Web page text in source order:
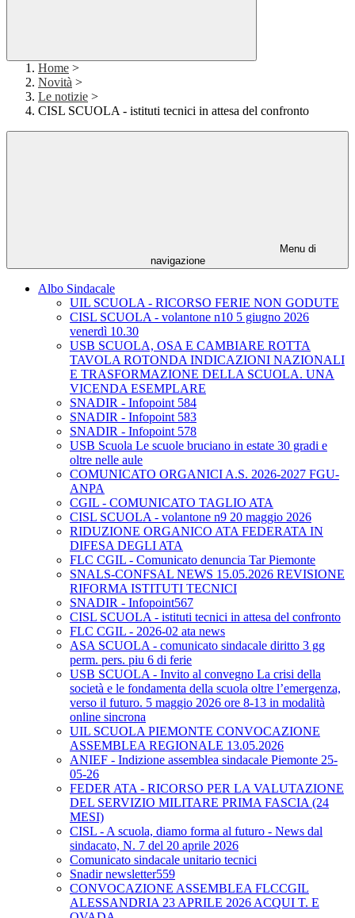
Home >
Novità >
Le notizie >
CISL SCUOLA - istituti tecnici in attesa del confronto
Menu di
navigazione
Albo Sindacale
UIL SCUOLA - RICORSO FERIE NON GODUTE
CISL SCUOLA - volantone n10 5 giugno 2026
venerdì 10.30
USB SCUOLA, OSA E CAMBIARE ROTTA
TAVOLA ROTONDA INDICAZIONI NAZIONALI
E TRASFORMAZIONE DELLA SCUOLA. UNA
VICENDA ESEMPLARE
SNADIR - Infopoint 584
SNADIR - Infopoint 583
SNADIR - Infopoint 578
USB Scuola Le scuole bruciano in estate 30 gradi e
oltre nelle aule
COMUNICATO ORGANICI A.S. 2026-2027 FGU-
ANPA
CGIL - COMUNICATO TAGLIO ATA
CISL SCUOLA - volantone n9 20 maggio 2026
RIDUZIONE ORGANICO ATA FEDERATA IN
DIFESA DEGLI ATA
FLC CGIL - Comunicato denuncia Tar Piemonte
SNALS-CONFSAL NEWS 15.05.2026 REVISIONE
RIFORMA ISTITUTI TECNICI
SNADIR - Infopoint567
CISL SCUOLA - istituti tecnici in attesa del confronto
FLC CGIL - 2026-02 ata news
ASA SCUOLA - comunicato sindacale diritto 3 gg
perm. pers. piu 6 di ferie
USB SCUOLA - Invito al convegno La crisi della
società e le fondamenta della scuola oltre l’emergenza,
verso il futuro. 5 maggio 2026 ore 8-13 in modalità
online sincrona
UIL SCUOLA PIEMONTE CONVOCAZIONE
ASSEMBLEA REGIONALE 13.05.2026
ANIEF - Indizione assemblea sindacale Piemonte 25-
05-26
FEDER ATA - RICORSO PER LA VALUTAZIONE
DEL SERVIZIO MILITARE PRIMA FASCIA (24
MESI)
CISL - A scuola, diamo forma al futuro - News dal
sindacato, N. 7 del 20 aprile 2026
Comunicato sindacale unitario tecnici
Snadir newsletter559
CONVOCAZIONE ASSEMBLEA FLCCGIL
ALESSANDRIA 23 APRILE 2026 ACQUI T. E